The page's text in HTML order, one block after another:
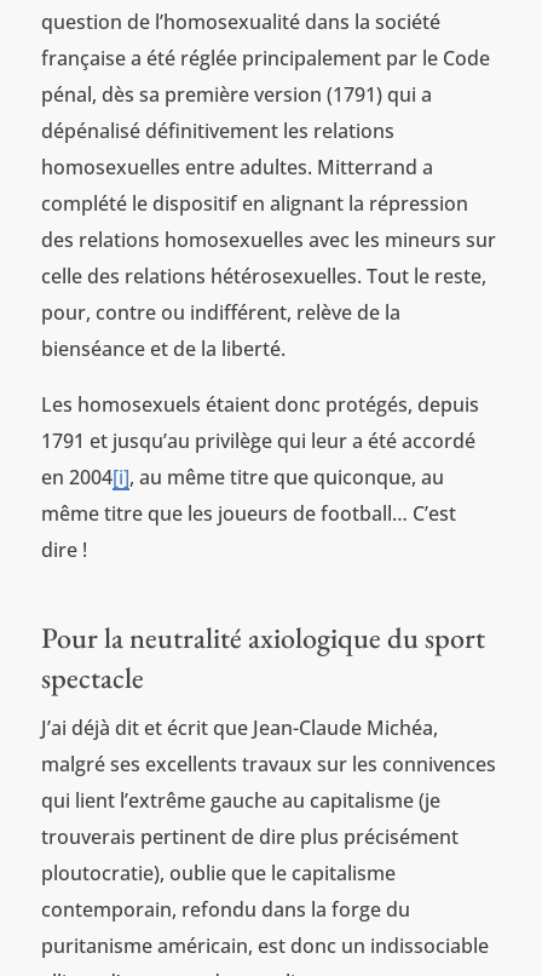
question de l’homosexualité dans la société
française a été réglée principalement par le Code
pénal, dès sa première version (1791) qui a
dépénalisé définitivement les relations
homosexuelles entre adultes. Mitterrand a
complété le dispositif en alignant la répression
des relations homosexuelles avec les mineurs sur
celle des relations hétérosexuelles. Tout le reste,
pour, contre ou indifférent, relève de la
bienséance et de la liberté.
Les homosexuels étaient donc protégés, depuis
1791 et jusqu’au privilège qui leur a été accordé
en 2004[i], au même titre que quiconque, au
même titre que les joueurs de football… C’est
dire !
Pour la neutralité axiologique du sport
spectacle
J’ai déjà dit et écrit que Jean-Claude Michéa,
malgré ses excellents travaux sur les connivences
qui lient l’extrême gauche au capitalisme (je
trouverais pertinent de dire plus précisément
ploutocratie), oublie que le capitalisme
contemporain, refondu dans la forge du
puritanisme américain, est donc un indissociable